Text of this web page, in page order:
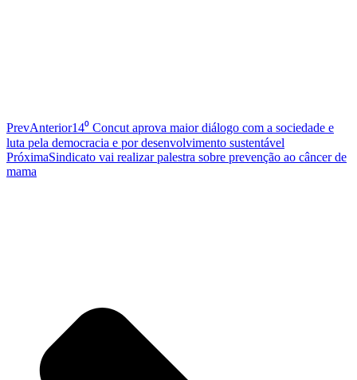
PrevAnterior14⁰ Concut aprova maior diálogo com a sociedade e
luta pela democracia e por desenvolvimento sustentável
PróximaSindicato vai realizar palestra sobre prevenção ao câncer de
mama